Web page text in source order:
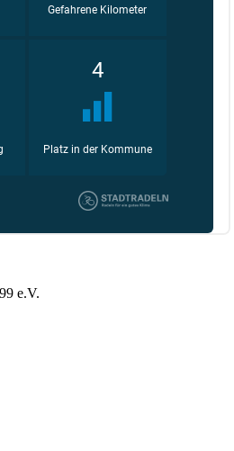
e.V.